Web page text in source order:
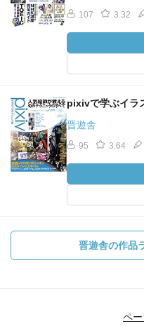
107 3.32
pixivで学ぶイラ
晋遊舎
95 3.64
晋遊舎の作品
ペ